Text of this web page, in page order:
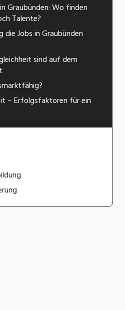
Graubünden: Wo finden
Talente?
die Jobs in Graubünden
sind auf dem
– Erfolgsfaktoren für ein